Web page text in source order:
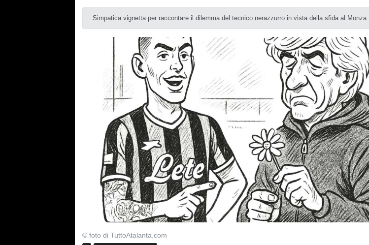
Simpatica vignetta per raccontare il dilemma del tecnico nerazzurro in vista della sfida al Monza
© foto di TuttoAtalanta.com